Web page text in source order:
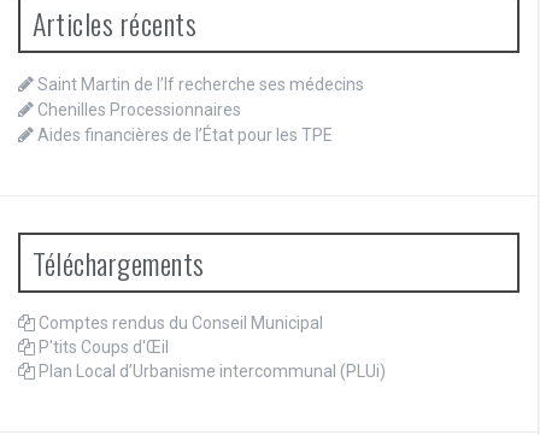
Articles récents
Saint Martin de l’If recherche ses médecins
Chenilles Processionnaires
Aides financières de l’État pour les TPE
Téléchargements
Comptes rendus du Conseil Municipal
P'tits Coups d'Œil
Plan Local d’Urbanisme intercommunal (PLUi)